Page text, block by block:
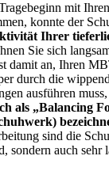
mit
konnte der
Ihrer
Sie sich
damit an, Ihren
durch die
ausführen
als „Balancing
sind die
sondern auch sehr